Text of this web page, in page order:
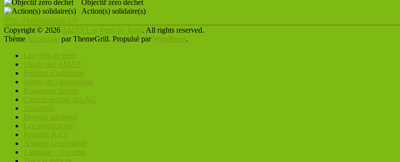
Objectif zéro déchet
Action(s) solidaire(s)
(Plus d'informations ici)
Copyright © 2026 AMAP Les Verts de Terre. All rights reserved.
Thème Accelerate par ThemeGrill. Propulsé par WordPress.
Les verts de terre
Charte des AMAP
Bulletin d’adhésion
Statuts de l’association
Règlement interne
Compte-rendus des AG
Actualités
Devenir adhérent
Les producteurs
Recettes & Co
Alliance Gourmande
1 légume = 1 recette